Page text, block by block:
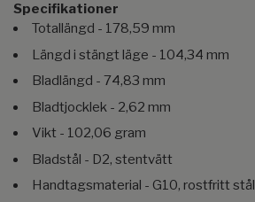
Specifikationer
Totallängd - 178,59 mm
Längd i stängt läge - 104,34 mm
Bladlängd - 74,83 mm
Bladtjocklek - 2,62 mm
Vikt - 102,06 gram
Bladstål - D2, stentvätt
Handtagsmaterial - G10, rostfritt stål